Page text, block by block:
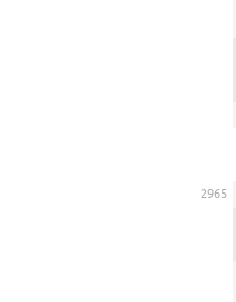
2965